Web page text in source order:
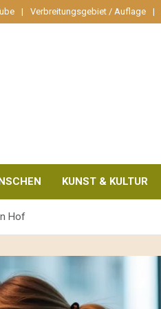
Verbreitungsgebiet / Auflage
KUNST & KULTUR
Hof